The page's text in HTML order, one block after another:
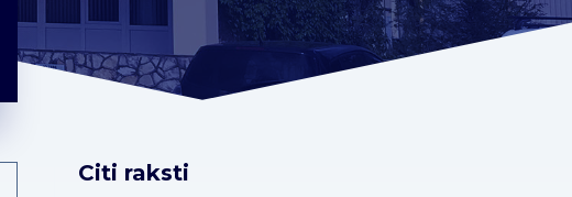
Citi raksti